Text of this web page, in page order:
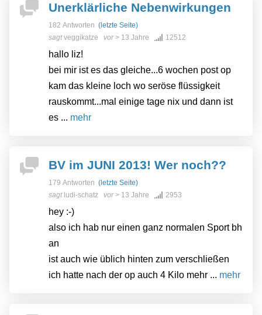
Unerklärliche Nebenwirkungen
182 Antworten (letzte Seite)
sagtveggikatze vor> 13 Jahre 12512
hallo liz!
bei mir ist es das gleiche...6 wochen post op
kam das kleine loch wo seröse flüssigkeit
rauskommt...mal einige tage nix und dann ist
es ... mehr
BV im JUNI 2013! Wer noch??
179 Antworten (letzte Seite)
sagt ludi-schatz vor> 13 Jahre 2953
hey :-)
also ich hab nur einen ganz normalen Sport bh
an
ist auch wie üblich hinten zum verschließen
ich hatte nach der op auch 4 Kilo mehr ... mehr